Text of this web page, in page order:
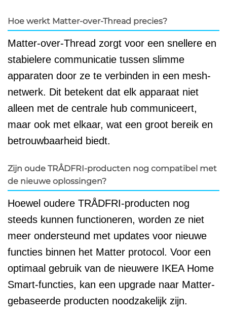
Hoe werkt Matter-over-Thread precies?
Matter-over-Thread zorgt voor een snellere en
stabielere communicatie tussen slimme
apparaten door ze te verbinden in een mesh-
netwerk. Dit betekent dat elk apparaat niet
alleen met de centrale hub communiceert,
maar ook met elkaar, wat een groot bereik en
betrouwbaarheid biedt.
Zijn oude TRÅDFRI-producten nog compatibel met
de nieuwe oplossingen?
Hoewel oudere TRÅDFRI-producten nog
steeds kunnen functioneren, worden ze niet
meer ondersteund met updates voor nieuwe
functies binnen het Matter protocol. Voor een
optimaal gebruik van de nieuwere IKEA Home
Smart-functies, kan een upgrade naar Matter-
gebaseerde producten noodzakelijk zijn.